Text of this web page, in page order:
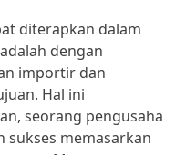
diterapkan dalam
dengan
importir dan
Hal ini
seorang pengusaha
sukses memasarkan